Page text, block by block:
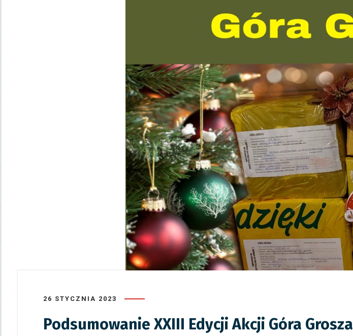
26 STYCZNIA 2023
Podsumowanie XXIII Edycji Akcji Góra Grosza